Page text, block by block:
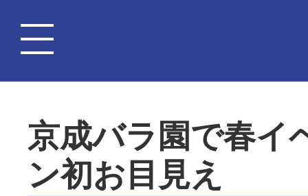
京成バラ園で春
ン初お目見え